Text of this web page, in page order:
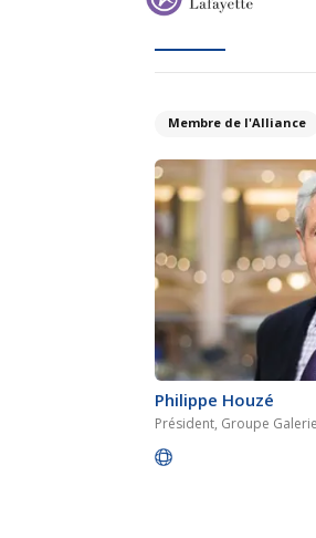
Membre de l'Alliance
Philippe Houzé
Président, Groupe